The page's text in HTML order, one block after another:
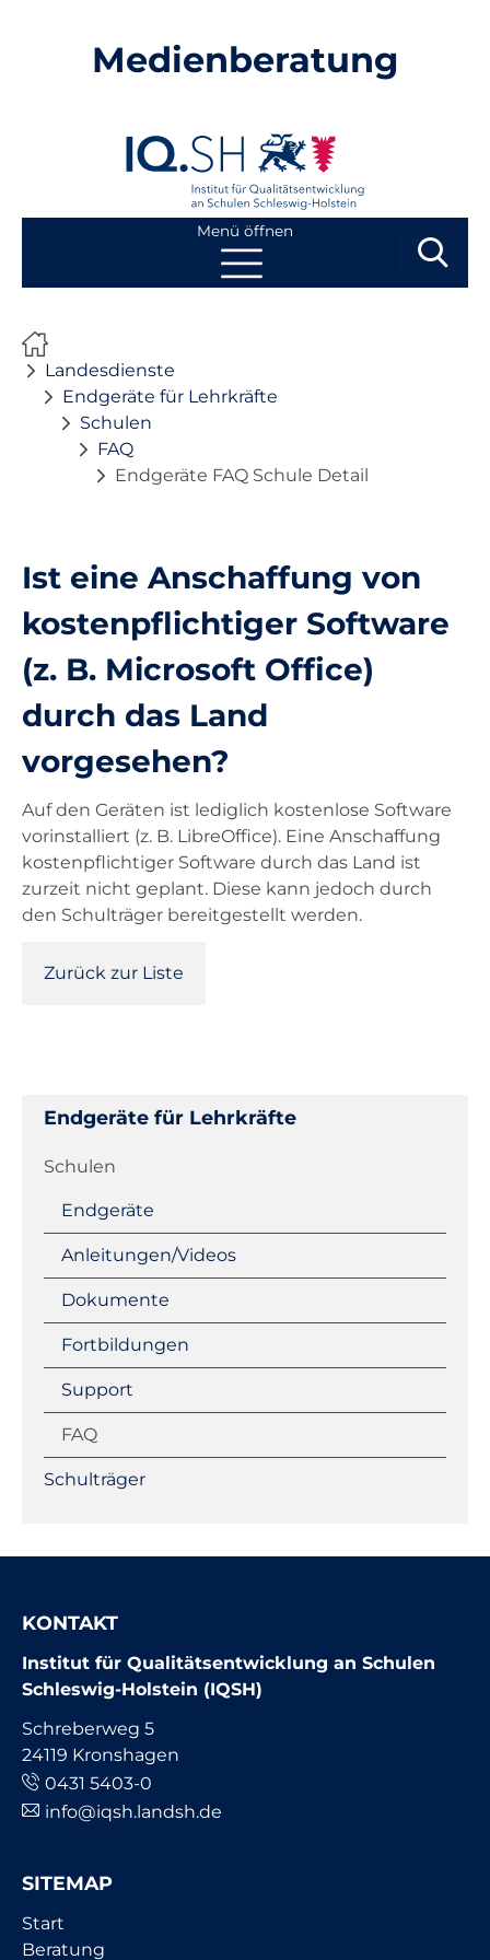
Medienberatung
Menü öffnen
Beratung
Fortbildung
Ausstattung
Landesdienste
Landesdienste
Endgeräte für Lehrkräfte
Schulen
FAQ
Endgeräte FAQ Schule Detail
Ist eine Anschaffung von
kostenpflichtiger Software
(z. B. Microsoft Office)
durch das Land
vorgesehen?
Auf den Geräten ist lediglich kostenlose Software
vorinstalliert (z. B. LibreOffice). Eine Anschaffung
kostenpflichtiger Software durch das Land ist
zurzeit nicht geplant. Diese kann jedoch durch
den Schulträger bereitgestellt werden.
Zurück zur Liste
Endgeräte für Lehrkräfte
Navigation
Schulen
Endgeräte
Anleitungen/Videos
Dokumente
Fortbildungen
Support
FAQ
Schulträger
KONTAKT
Institut für Qualitätsentwicklung an Schulen
Schleswig-Holstein (IQSH)
Schreberweg 5
24119 Kronshagen
0431 5403-0
info@iqsh.landsh.de
SITEMAP
Navigation
überspringen
Start
Beratung